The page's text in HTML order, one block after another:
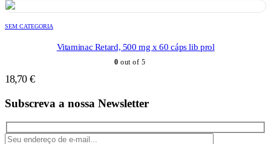
SEM CATEGORIA
Vitaminac Retard, 500 mg x 60 cáps lib prol
0 out of 5
18,70 €
Subscreva a nossa Newsletter